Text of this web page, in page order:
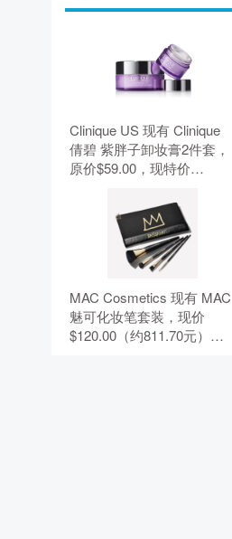
Clinique US 现有 Clinique
倩碧 紫胖子卸妆膏2件套，
原价$59.00，现特价
需使用优惠码。
MAC Cosmetics 现有 MAC
魅可化妆笔套装，现价
$120.00（约811.70元）。